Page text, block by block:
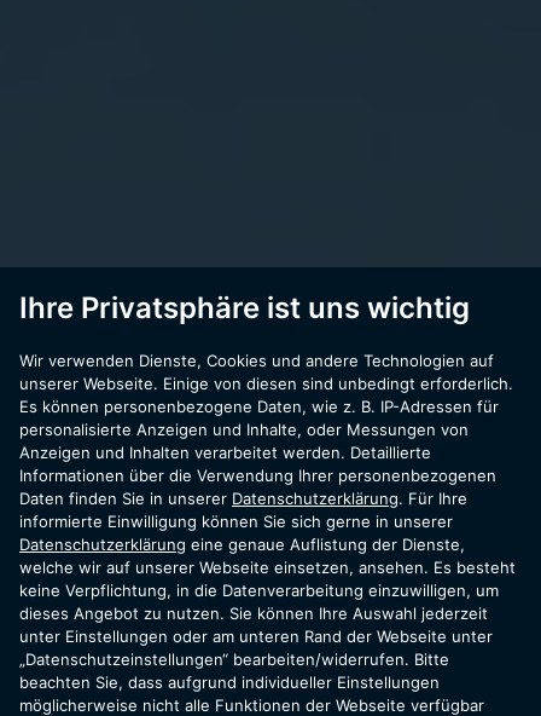
Ihre Privatsphäre ist uns wichtig
Wir verwenden Dienste, Cookies und andere Technologien auf
unserer Webseite. Einige von diesen sind unbedingt erforderlich.
Es können personenbezogene Daten, wie z. B. IP-Adressen für
personalisierte Anzeigen und Inhalte, oder Messungen von
Anzeigen und Inhalten verarbeitet werden. Detaillierte
Informationen über die Verwendung Ihrer personenbezogenen
Daten finden Sie in unserer Datenschutzerklärung. Für Ihre
informierte Einwilligung können Sie sich gerne in unserer
Datenschutzerklärung eine genaue Auflistung der Dienste,
welche wir auf unserer Webseite einsetzen, ansehen. Es besteht
keine Verpflichtung, in die Datenverarbeitung einzuwilligen, um
dieses Angebot zu nutzen. Sie können Ihre Auswahl jederzeit
unter Einstellungen oder am unteren Rand der Webseite unter
„Datenschutzeinstellungen“ bearbeiten/widerrufen. Bitte
beachten Sie, dass aufgrund individueller Einstellungen
möglicherweise nicht alle Funktionen der Webseite verfügbar
a new
way.